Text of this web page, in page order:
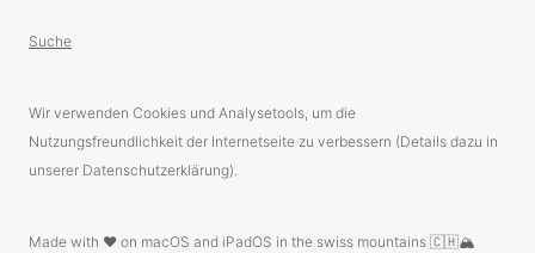
Suche
Wir verwenden Cookies und Analysetools, um die
Nutzungsfreundlichkeit der Internetseite zu verbessern (Details dazu in
unserer Datenschutzerklärung).
Made with ❤️ on macOS and iPadOS in the swiss mountains 🇨🇭🏔